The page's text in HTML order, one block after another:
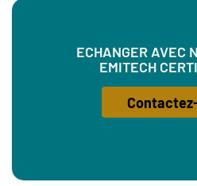
ECHANGER AVEC
EMITECH